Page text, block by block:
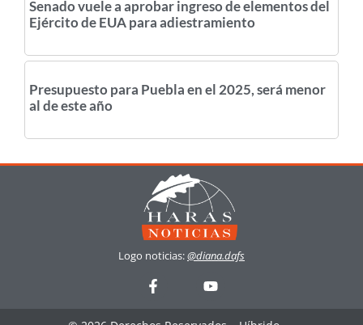
Senado vuele a aprobar ingreso de elementos del
Ejército de EUA para adiestramiento
Presupuesto para Puebla en el 2025, será menor
al de este año
Logo noticias:@diana.dafs